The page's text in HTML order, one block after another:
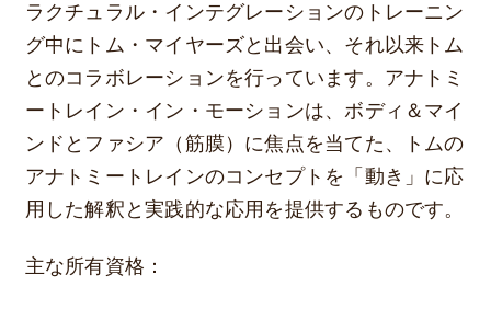
ラクチュラル・インテグレーションのトレーニン
グ中にトム・マイヤーズと出会い、それ以来トム
とのコラボレーションを行っています。アナトミ
ートレイン・イン・モーションは、ボディ＆マイ
ンドとファシア（筋膜）に焦点を当てた、トムの
アナトミートレインのコンセプトを「動き」に応
用した解釈と実践的な応用を提供するものです。
主な所有資格：